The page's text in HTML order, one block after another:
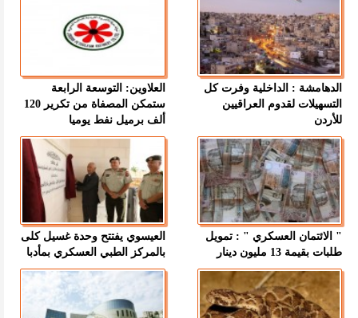
الدهامشة : الداخلية وفرت كل
التسهيلات لقدوم العراقيين
للأردن
العلاوين: التوسعة الرابعة
ستمكن المصفاة من تكرير 120
ألف برميل نفط يوميا
" الائتمان العسكري " : تمويل
طلبات بقيمة 13 مليون دينار
العيسوي يفتتح وحدة غسيل كلى
بالمركز الطبي العسكري بمأدبا